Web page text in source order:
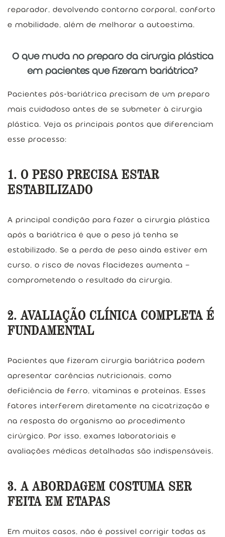
reparador, devolvendo contorno corporal, conforto
e mobilidade, além de melhorar a autoestima.
O que muda no preparo da cirurgia plástica
em pacientes que fizeram bariátrica?
Pacientes pós-bariátrica precisam de um preparo
mais cuidadoso antes de se submeter à cirurgia
plástica. Veja os principais pontos que diferenciam
esse processo:
1. O PESO PRECISA ESTAR
ESTABILIZADO
A principal condição para fazer a cirurgia plástica
após a bariátrica é que o peso já tenha se
estabilizado. Se a perda de peso ainda estiver em
curso, o risco de novas flacidezes aumenta —
comprometendo o resultado da cirurgia.
2. AVALIAÇÃO CLÍNICA COMPLETA É
FUNDAMENTAL
Pacientes que fizeram cirurgia bariátrica podem
apresentar carências nutricionais, como
deficiência de ferro, vitaminas e proteínas. Esses
fatores interferem diretamente na cicatrização e
na resposta do organismo ao procedimento
cirúrgico. Por isso, exames laboratoriais e
avaliações médicas detalhadas são indispensáveis.
3. A ABORDAGEM COSTUMA SER
FEITA EM ETAPAS
Em muitos casos, não é possível corrigir todas as